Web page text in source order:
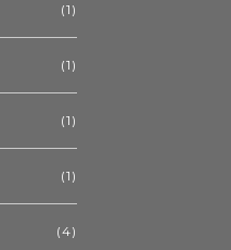
(1)
(1)
(1)
(1)
(4)